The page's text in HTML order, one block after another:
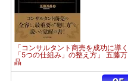
「コンサルタント商売を成功に導く
「5つの仕組み」の整え方」 五藤万
晶